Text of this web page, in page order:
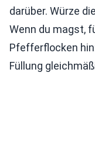
darüber. Würze
Wenn du magst,
Pfefferflocken
Füllung